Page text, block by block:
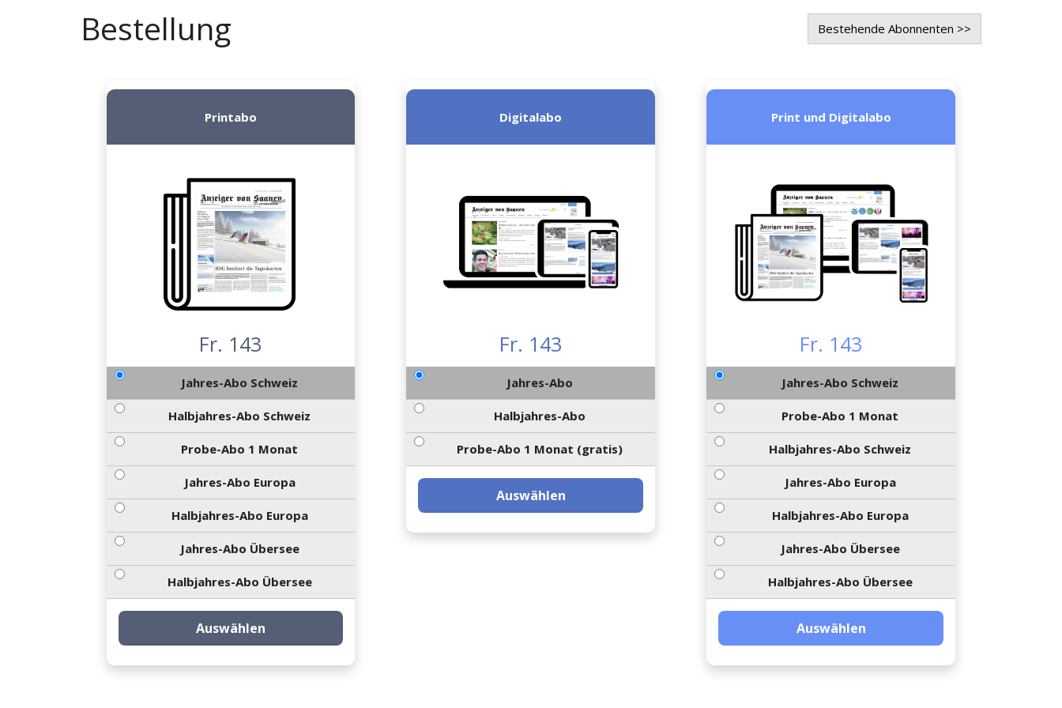
Bestellung Bestehende Abonnenten >>
Printabo
Fr. 143
Jahres-Abo Schweiz
Halbjahres-Abo Schweiz
Probe-Abo 1 Monat
Jahres-Abo Europa
Halbjahres-Abo Europa
Jahres-Abo Übersee
Halbjahres-Abo Übersee
Auswählen
Digitalabo
Fr. 143
Jahres-Abo
Halbjahres-Abo
Probe-Abo 1 Monat (gratis)
Auswählen
Print und Digitalabo
Fr. 143
Jahres-Abo Schweiz
Probe-Abo 1 Monat
Halbjahres-Abo Schweiz
Jahres-Abo Europa
Halbjahres-Abo Europa
Jahres-Abo Übersee
Halbjahres-Abo Übersee
Auswählen